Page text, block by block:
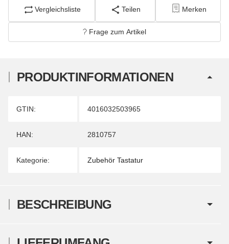
Vergleichsliste Teilen Merken
Frage zum Artikel
PRODUKTINFORMATIONEN
Produkteigenschaft
Wert
GTIN: 4016032503965
HAN: 2810757
Kategorie: Zubehör Tastatur
BESCHREIBUNG